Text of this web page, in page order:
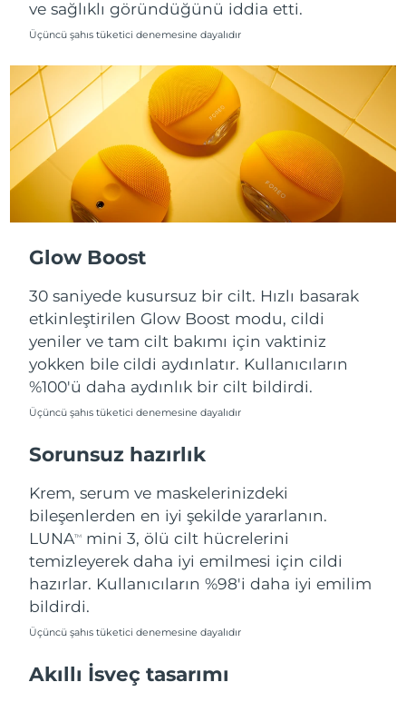
ve sağlıklı göründüğünü iddia etti.
Üçüncü şahıs tüketici denemesine dayalıdır
Glow Boost
30 saniyede kusursuz bir cilt. Hızlı basarak
etkinleştirilen Glow Boost modu, cildi
yeniler ve tam cilt bakımı için vaktiniz
yokken bile cildi aydınlatır. Kullanıcıların
%100'ü daha aydınlık bir cilt bildirdi.
Üçüncü şahıs tüketici denemesine dayalıdır
Sorunsuz hazırlık
Krem, serum ve maskelerinizdeki
bileşenlerden en iyi şekilde yararlanın.
LUNATM
mini 3, ölü cilt hücrelerini
temizleyerek daha iyi emilmesi için cildi
hazırlar. Kullanıcıların %98'i daha iyi emilim
bildirdi.
Üçüncü şahıs tüketici denemesine dayalıdır
Akıllı İsveç tasarımı
Slovakya Tahmini teslim tarihi
Slovenya Tahmini teslim tarihi
Güney Afrika Tahmini teslim tarihi 8/17/26
Güney Kore Tahmini teslim tarihi8/11/26
İspanya Tahmini teslim tarihi
İsveç
İsviçre Tahmini teslim tarihi8/9/26
Tayvan Tahmini teslim tarihi
Tayland Tahmini teslim tarihi
Türkiye Tahmini teslim tarihi
Birleşik Arap
Emirlikleri
Birleşik Krallık Tahmini teslim tarihi
Amerika Birleşik
Devletleri
Tahmini teslim tarihi8/10/26
Özbekistan Tahmini teslim tarihi
Vietnam Tahmini teslim tarihi